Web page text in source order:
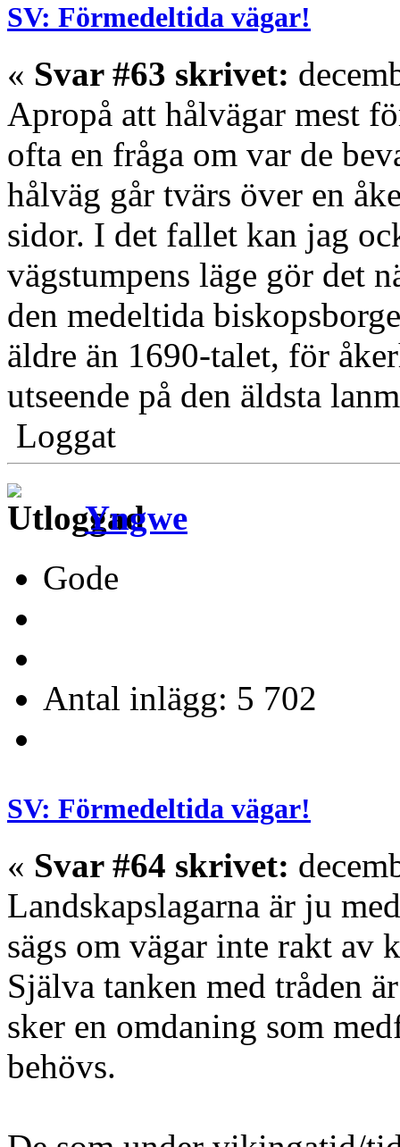
SV: Förmedeltida vägar!
« Svar #63 skrivet:
Apropå att hålvägar mest
ofta en fråga om var de
hålväg går tvärs över en
sidor. I det fallet kan jag
vägstumpens läge gör det
den medeltida
äldre än 1690-talet, för
utseende på den äldsta
Loggat
Yngwe
Gode
Antal inlägg: 5 702
SV: Förmedeltida vägar!
« Svar #64 skrivet:
Landskapslagarna är ju
sägs om vägar inte rakt av
Själva tanken med tråden
sker en omdaning som
behövs.